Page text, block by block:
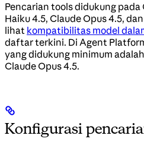
Pencarian tools didukung pada
Haiku 4.5, Claude Opus 4.5,
lihat kompatibilitas model
daftar terkini. Di Agent
yang didukung minimum
Claude Opus 4.5.
Konfigurasi